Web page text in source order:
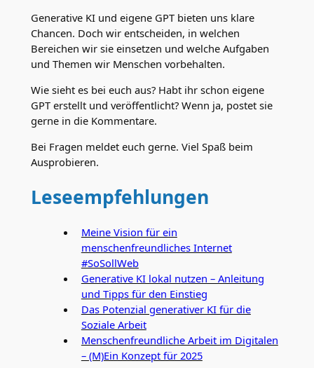
Generative KI und eigene GPT bieten uns klare
Chancen. Doch wir entscheiden, in welchen
Bereichen wir sie einsetzen und welche Aufgaben
und Themen wir Menschen vorbehalten.
Wie sieht es bei euch aus? Habt ihr schon eigene
GPT erstellt und veröffentlicht? Wenn ja, postet sie
gerne in die Kommentare.
Bei Fragen meldet euch gerne. Viel Spaß beim
Ausprobieren.
Leseempfehlungen
Meine Vision für ein
menschenfreundliches Internet
#SoSollWeb
Generative KI lokal nutzen – Anleitung
und Tipps für den Einstieg
Das Potenzial generativer KI für die
Soziale Arbeit
Menschenfreundliche Arbeit im Digitalen
– (M)Ein Konzept für 2025